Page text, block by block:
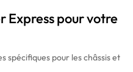
Express pour votre
spécifiques pour les châssis et